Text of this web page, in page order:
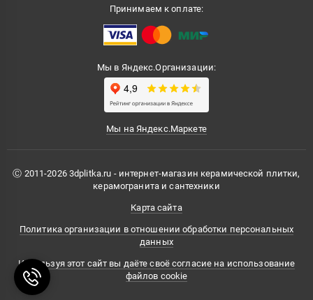
Принимаем к оплате:
Мы в Яндекс.Организации:
Мы на Яндекс.Маркете
Ⓒ 2011-2026 3dplitka.ru - интернет-магазин керамической плитки,
керамогранита и сантехники
Карта сайта
Политика организации в отношении обработки персональных
данных
Используя этот сайт вы даёте своё согласие на использование
файлов cookie